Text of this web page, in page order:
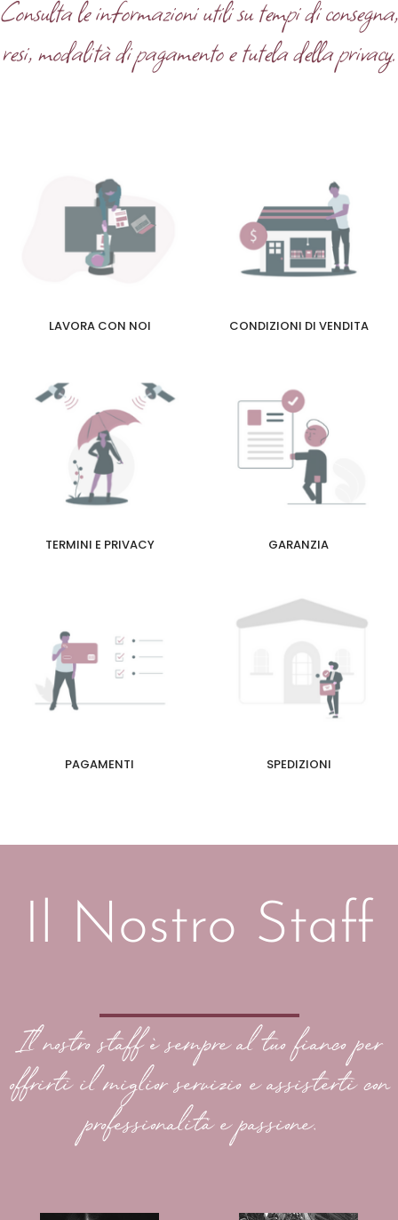
Consulta le informazioni utili su tempi di consegna,
resi, modalità di pagamento e tutela della privacy.
LAVORA CON NOI CONDIZIONI DI VENDITA
TERMINI E PRIVACY GARANZIA
PAGAMENTI SPEDIZIONI
Il Nostro Staff
Il nostro staff è sempre al tuo fianco per
offrirti il miglior servizio e assisterti con
professionalità e passione.